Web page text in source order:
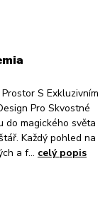
S Exkluzivním
Pro Skvostné
do magického světa
Každý pohled na
a f... celý popis